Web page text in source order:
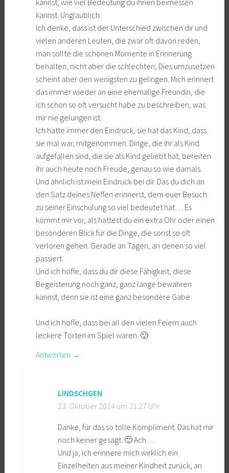
kannst. Unglaublich.
Ich denke, dass ist der Unterschied zwischen dir und
vielen anderen Leuten, die zwar oft davon reden,
man sollte die schönen Momente in Erinnerung
behalten, nicht aber die schlechten; Dies umzusetzen
scheint aber den wenigsten zu gelingen. Mich erinnert
das immer wieder an eine ehemalige Freundin, die
ich schon so oft versucht habe zu beschreiben, was
mir nie gelungen ist.
Ich hatte immer den Eindruck, sie hat das Kind, dass
sie mal war, mitgenommen. Dinge, die ihr als Kind
aufgefallen sind, die sie als Kind geliebt hat, bereiten
ihr auch heute noch Freude, genau so wie damals.
Und ähnlich ist mein Eindruck bei dir. Das du dich an
den Satz deines Neffen erinnerst, dem euer Besuch
zu seiner Einschulung so viel bedeutet hat… Es
kommt mir vor, als hättest du ein extra Ohr oder einen
besonderen Blick für die Dinge, die sonst so oft
verloren gehen. Gerade an Tagen, an denen so viel
passiert.
Und ich hoffe, dass du dir diese Fähigkeit, diese
Begeisterung noch ganz, ganz lange bewahren
kannst, denn sie ist eine ganz besondere Gabe.
Und ich hoffe, dass bei all den vielen Feiern auch
leckere Torten im Spiel waren. 🙂
Antworten
LINDSCHGEN
23. Oktober 2014 um 21:27 Uhr
Danke, für das so tolle Kompliment. Das hat mir
noch keiner gesagt. 🙂 Ach…
Und ja, ich erinnere mich wirklich ein
Einzelheiten aus meiner Kindheit zurück, an